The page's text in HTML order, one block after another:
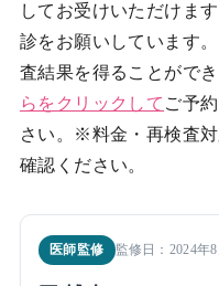
してお受けいただけま
診をお願いしています
査結果を得ることがで
らをクリックして ご予
さい。※料金・再検査
確認ください。
医師監修 監修日：2024年8